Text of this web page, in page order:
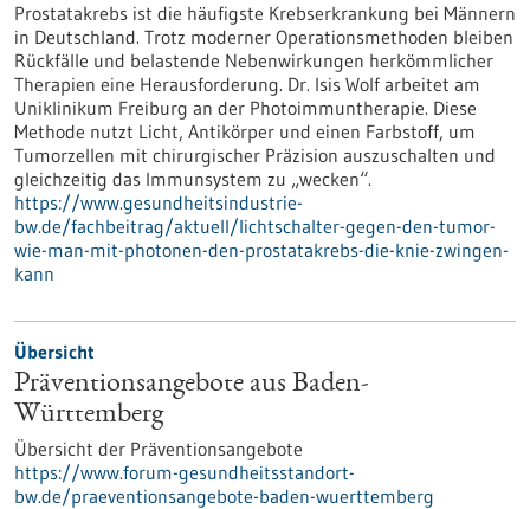
Prostatakrebs ist die häufigste Krebserkrankung bei Männern
in Deutschland. Trotz moderner Operationsmethoden bleiben
Rückfälle und belastende Nebenwirkungen herkömmlicher
Therapien eine Herausforderung. Dr. Isis Wolf arbeitet am
Uniklinikum Freiburg an der Photoimmuntherapie. Diese
Methode nutzt Licht, Antikörper und einen Farbstoff, um
Tumorzellen mit chirurgischer Präzision auszuschalten und
gleichzeitig das Immunsystem zu „wecken“.
https://www.gesundheitsindustrie-
bw.de/fachbeitrag/aktuell/lichtschalter-gegen-den-tumor-
wie-man-mit-photonen-den-prostatakrebs-die-knie-zwingen-
kann
Übersicht
Präventionsangebote aus Baden-
Württemberg
Übersicht der Präventionsangebote
https://www.forum-gesundheitsstandort-
bw.de/praeventionsangebote-baden-wuerttemberg